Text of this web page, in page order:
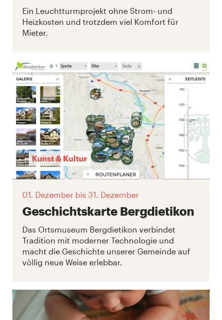
Ein Leuchtturmprojekt ohne Strom- und
Heizkosten und trotzdem viel Komfort für
Mieter.
Kunst & Kultur
01. Dezember bis 31. Dezember
Geschichtskarte Bergdietikon
Das Ortsmuseum Bergdietikon verbindet
Tradition mit moderner Technologie und
macht die Geschichte unserer Gemeinde auf
völlig neue Weise erlebbar.